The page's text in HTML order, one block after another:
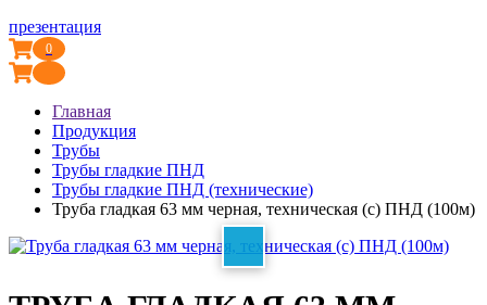
презентация
0
Главная
Продукция
Трубы
Трубы гладкие ПНД
Трубы гладкие ПНД (технические)
Труба гладкая 63 мм черная, техническая (с) ПНД (100м)